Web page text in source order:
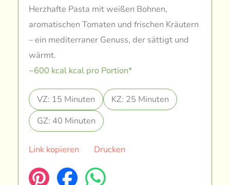
Herzhafte Pasta mit weißen Bohnen,
aromatischen Tomaten und frischen Kräutern
– ein mediterraner Genuss, der sättigt und
wärmt.
~600 kcal kcal pro Portion*
VZ: 15 Minuten
KZ: 25 Minuten
GZ: 40 Minuten
Link kopieren Drucken